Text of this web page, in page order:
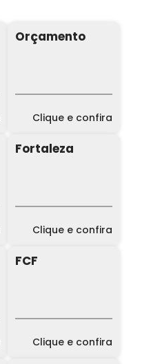
Orçamento
Clique e confira
Fortaleza
Clique e confira
FCF
Clique e confira